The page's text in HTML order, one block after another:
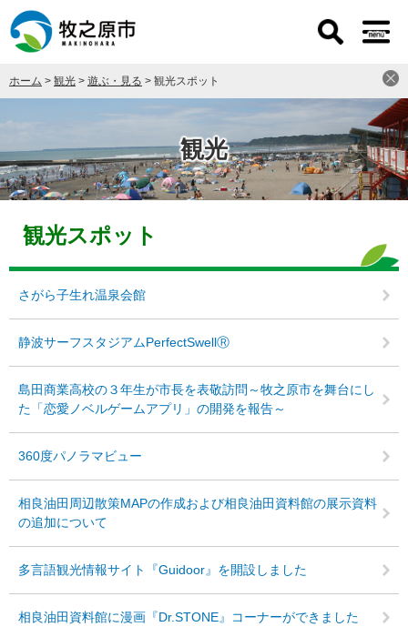
ー
先
で
。
ニ
を
ば
て
本
文
ホーム > 観光 > 遊ぶ・見る > 観光スポット
観光
観光スポット
さがら子生れ温泉会館
静波サーフスタジアムPerfectSwellⓇ
島田商業高校の３年生が市長を表敬訪問～牧之原市を舞台にし
た「恋愛ノベルゲームアプリ」の開発を報告～
360度パノラマビュー
相良油田周辺散策MAPの作成および相良油田資料館の展示資料
の追加について
多言語観光情報サイト『Guidoor』を開設しました
相良油田資料館に漫画『Dr.STONE』コーナーができました